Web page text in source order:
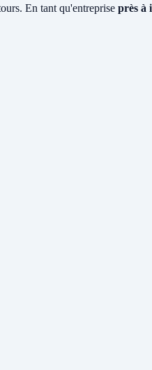
En tant qu'entreprise près à